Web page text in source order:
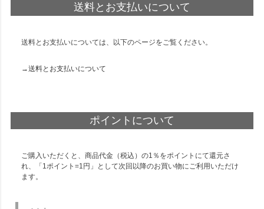
送料とお支払いについて
送料とお支払いについては、以下のページをご覧ください。
→送料とお支払いについて
ポイントについて
ご購入いただくと、商品代金（税込）の1％をポイントにて還元さ
れ、「1ポイント=1円」として次回以降のお買い物にご利用いただけ
ます。